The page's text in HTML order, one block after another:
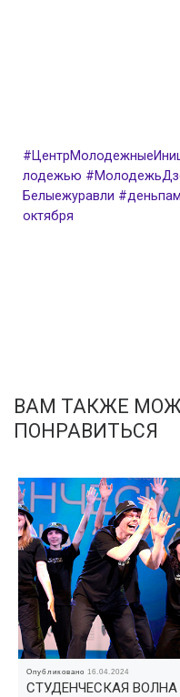
лодежью
Белыежуравли
октября
ВАМ ТАКЖЕ
ПОНРАВИТЬСЯ
Опубликовано16.04.2024
СТУДЕНЧЕСКАЯ ВОЛНА